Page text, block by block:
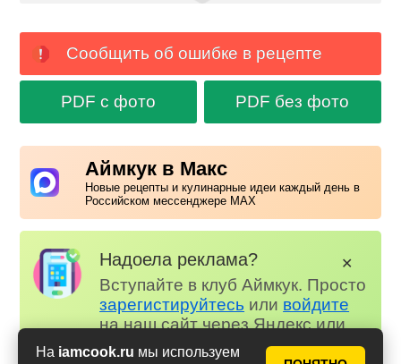
На iamcook.ru мы используем
Сообщить об ошибке в рецепте
PDF с фото PDF без фото
Аймкук в Макс
Новые рецепты и кулинарные идеи каждый день в
Российском мессенджере MAX
Надоела реклама?
Вступайте в клуб Аймкук. Просто
зарегистируйтесь или войдите
на наш сайт через Яндекс или
ВК.
✕